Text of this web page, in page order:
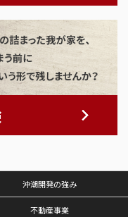
沖潮開発の強み
不動産事業